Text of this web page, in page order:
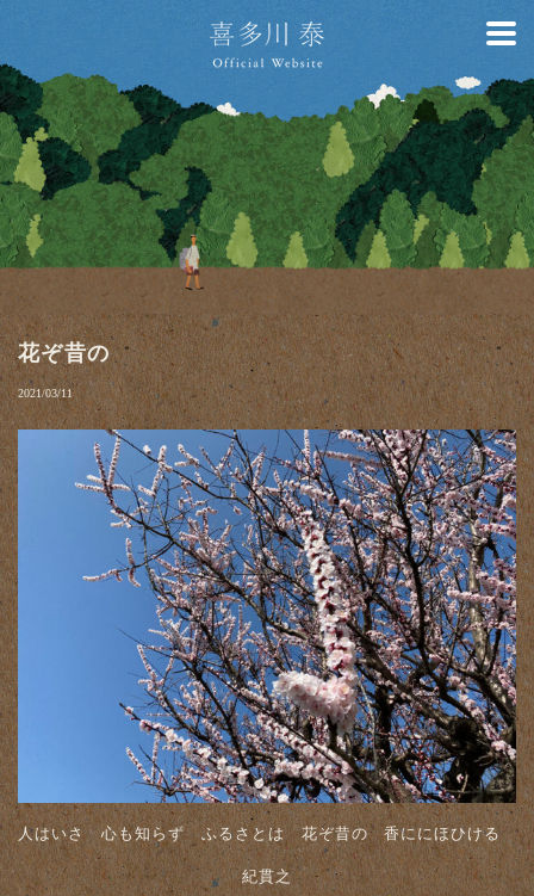
花ぞ昔の
2021/03/11
人はいさ 心も知らず ふるさとは 花ぞ昔の 香ににほひける
紀貫之